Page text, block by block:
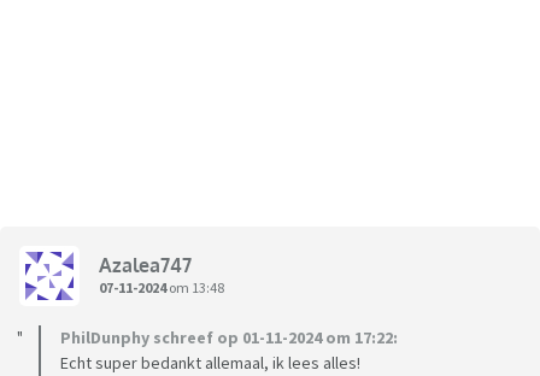
Azalea747
07-11-2024om 13:48
PhilDunphy schreef op 01-11-2024 om 17:22:
Echt super bedankt allemaal, ik lees alles!